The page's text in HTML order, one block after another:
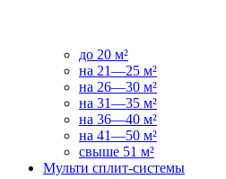
до 20 м²
на 21—25 м²
на 26—30 м²
на 31—35 м²
на 36—40 м²
на 41—50 м²
свыше 51 м²
Мульти сплит-системы